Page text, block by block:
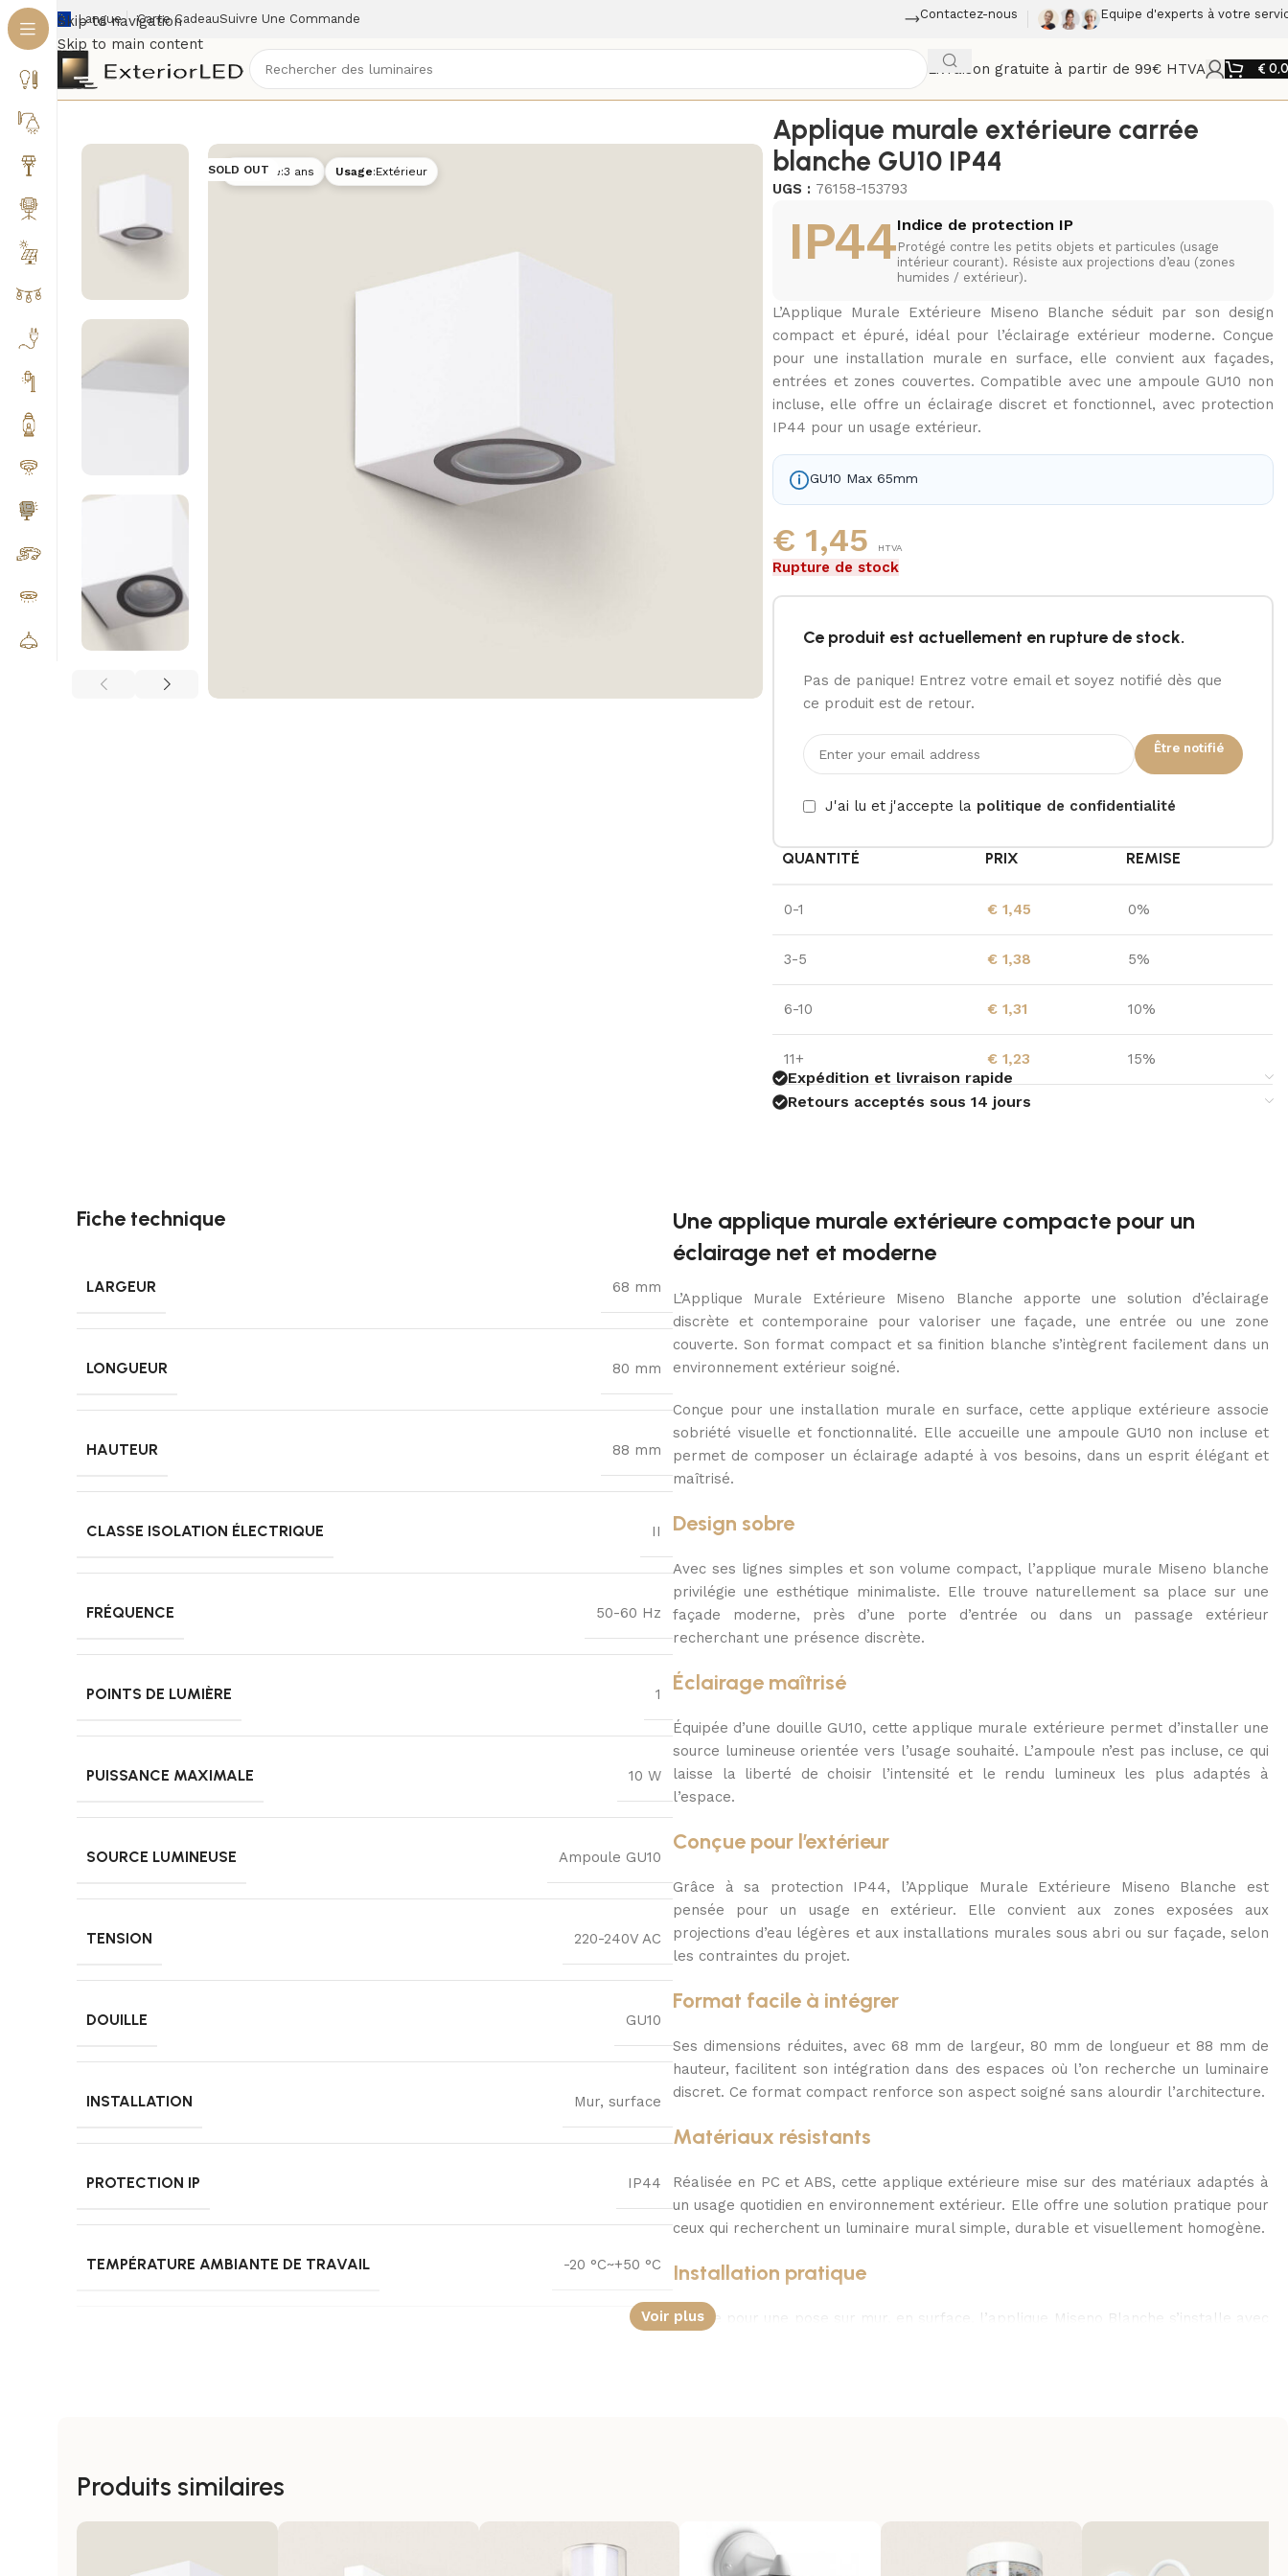
Skip to navigation
Skip to main content
Langue Carte CadeauSuivre Une Commande Contactez-nous Equipe d'experts à votre
Livraison gratuite à partir de 99€ HTVA €
Accueil /Appliques extérieures/Appliques murales/
SOLD OUT
Garantie:3 ans Usage:Extérieur
Applique murale extérieure carrée
blanche GU10 IP44
UGS : 76158-153793
IP44Indice de protection IP
Protégé contre les petits objets et particules (usage
intérieur courant). Résiste aux projections d’eau (zones
humides / extérieur).
L’Applique Murale Extérieure Miseno Blanche séduit par son design
compact et épuré, idéal pour l’éclairage extérieur moderne. Conçue
pour une installation murale en surface, elle convient aux façades,
entrées et zones couvertes. Compatible avec une ampoule GU10 non
incluse, elle offre un éclairage discret et fonctionnel, avec protection
IP44 pour un usage extérieur.
GU10 Max 65mm
€ 1,45 HTVA
Rupture de stock
Ce produit est actuellement en rupture de stock.
Pas de panique! Entrez votre email et soyez notifié dès que
ce produit est de retour.
Être notifié
J'ai lu et j'accepte la politique de confidentialité
QUANTITÉ PRIX REMISE
0-1 € 1,45 0%
3-5 € 1,38 5%
6-10 € 1,31 10%
11+ € 1,23 15%
Expédition et livraison rapide
Retours acceptés sous 14 jours
Fiche technique
LARGEUR 68 mm
LONGUEUR 80 mm
HAUTEUR 88 mm
CLASSE ISOLATION ÉLECTRIQUE II
FRÉQUENCE 50-60 Hz
POINTS DE LUMIÈRE 1
PUISSANCE MAXIMALE 10 W
SOURCE LUMINEUSE Ampoule GU10
TENSION 220-240V AC
DOUILLE GU10
INSTALLATION Mur, surface
PROTECTION IP IP44
TEMPÉRATURE AMBIANTE DE TRAVAIL -20 °C~+50 °C
Une applique murale extérieure compacte pour un
éclairage net et moderne
L’Applique Murale Extérieure Miseno Blanche apporte une solution d’éclairage
discrète et contemporaine pour valoriser une façade, une entrée ou une zone
couverte. Son format compact et sa finition blanche s’intègrent facilement dans un
environnement extérieur soigné.
Conçue pour une installation murale en surface, cette applique extérieure associe
sobriété visuelle et fonctionnalité. Elle accueille une ampoule GU10 non incluse et
permet de composer un éclairage adapté à vos besoins, dans un esprit élégant et
maîtrisé.
Design sobre
Avec ses lignes simples et son volume compact, l’applique murale Miseno blanche
privilégie une esthétique minimaliste. Elle trouve naturellement sa place sur une
façade moderne, près d’une porte d’entrée ou dans un passage extérieur
recherchant une présence discrète.
Éclairage maîtrisé
Équipée d’une douille GU10, cette applique murale extérieure permet d’installer une
source lumineuse orientée vers l’usage souhaité. L’ampoule n’est pas incluse, ce qui
laisse la liberté de choisir l’intensité et le rendu lumineux les plus adaptés à
l’espace.
Conçue pour l’extérieur
Grâce à sa protection IP44, l’Applique Murale Extérieure Miseno Blanche est
pensée pour un usage en extérieur. Elle convient aux zones exposées aux
projections d’eau légères et aux installations murales sous abri ou sur façade, selon
les contraintes du projet.
Format facile à intégrer
Ses dimensions réduites, avec 68 mm de largeur, 80 mm de longueur et 88 mm de
hauteur, facilitent son intégration dans des espaces où l’on recherche un luminaire
discret. Ce format compact renforce son aspect soigné sans alourdir l’architecture.
Matériaux résistants
Réalisée en PC et ABS, cette applique extérieure mise sur des matériaux adaptés à
un usage quotidien en environnement extérieur. Elle offre une solution pratique pour
ceux qui recherchent un luminaire mural simple, durable et visuellement homogène.
Installation pratique
Prévue pour une pose sur mur, en surface, l’applique Miseno Blanche s’installe avec
allure épurée, parfaitement adaptée aux aménagements contemporains.
Voir plus
Produits similaires